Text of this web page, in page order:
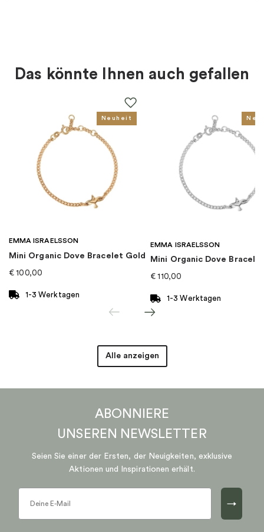
Damen
EAN: 7350122402828
Kollektion Heartbeat
Marke: By Sofia Wistam
Das könnte Ihnen auch gefallen
Neuheit
EMMA ISRAELSSON
Mini Organic Dove Bracelet Gold
€ 100,00
1-3 Werktagen
EMMA ISRAELSSON
Mini Organic Dove
€ 110,00
1-3 Werktagen
Alle anzeigen
ABONNIERE
UNSEREN NEWSLETTER
Seien Sie einer der Ersten, der Neuigkeiten, exklusive
Aktionen und Inspirationen erhält.
→